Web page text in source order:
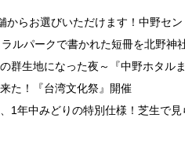
からお選びいただけます！中野セ
ルパークで書かれた短冊を北野神
群生地になった夜～『中野ホタル
た！『台湾文化祭』開催
1年中みどりの特別仕様！芝生で